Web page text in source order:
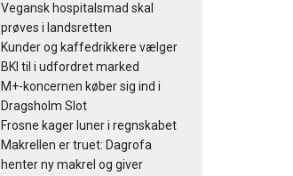
Vegansk hospitalsmad skal
prøves i landsretten
Kunder og kaffedrikkere vælger
BKI til i udfordret marked
M+-koncernen køber sig ind i
Dragsholm Slot
Frosne kager luner i regnskabet
Makrellen er truet: Dagrofa
henter ny makrel og giver